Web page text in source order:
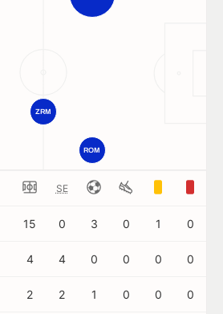
ROM
ZRM
SE
15 0 3 0 1 0
4 4 0 0 0 0
2 2 1 0 0 0